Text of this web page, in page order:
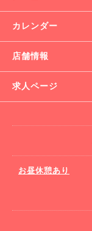
カレンダー
店舗情報
求人ページ
お昼休憩あり